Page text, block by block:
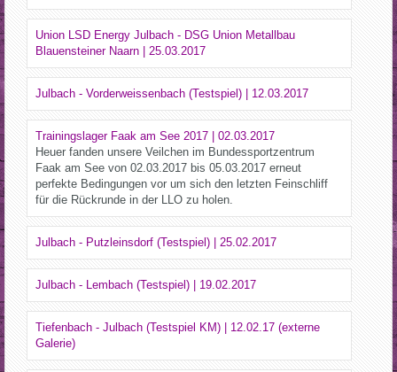
Union LSD Energy Julbach - DSG Union Metallbau
Blauensteiner Naarn | 25.03.2017
Julbach - Vorderweissenbach (Testspiel) | 12.03.2017
Trainingslager Faak am See 2017 | 02.03.2017
Heuer fanden unsere Veilchen im Bundessportzentrum
Faak am See von 02.03.2017 bis 05.03.2017 erneut
perfekte Bedingungen vor um sich den letzten Feinschliff
für die Rückrunde in der LLO zu holen.
Julbach - Putzleinsdorf (Testspiel) | 25.02.2017
Julbach - Lembach (Testspiel) | 19.02.2017
Tiefenbach - Julbach (Testspiel KM) | 12.02.17 (externe
Galerie)